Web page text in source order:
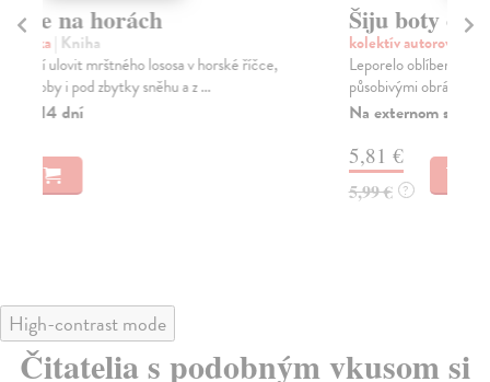
Šiju boty do roboty
kolektív autorov
Leporelo oblíbených lidových říkadel pro nejmenší s
působivými obrázky Heleny Zmatlíkové jistě potěš...
Na externom sklade v ČR. Dodanie do 16 dní
5,81 €
5,99 €
High-contrast mode
Čitatelia s podobným vkusom si